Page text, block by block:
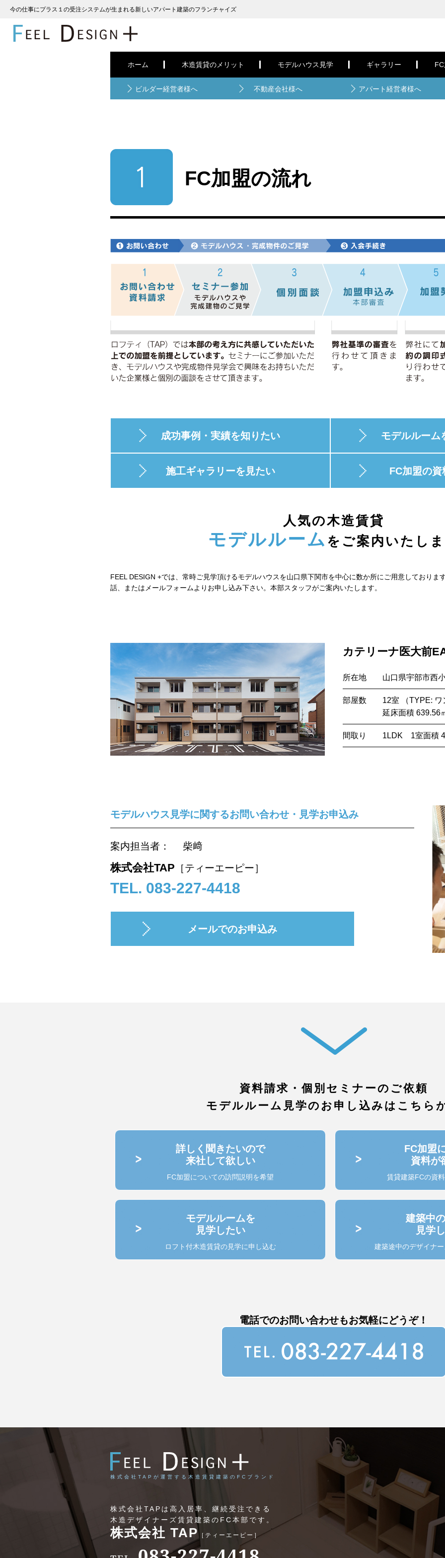
今の仕事にプラス１の受注システムが生まれる新しいアパート建築のフランチャイズ
ホーム 木造賃貸のメリット モデルハウス見学 ギャラリー
ビルダー経営者様へ 不動産会社様へ アパート経営者様へ
FC加盟の流れ
成功事例・実績を知りたい モデルルーム
施工ギャラリーを見たい FC加盟の
人気の木造賃貸
モデルルーム をご案内いたし
FEEL DESIGN +では、常時ご見学頂けるモデルハウスを山口県下関市を中心に数か所にご用意しておりま
話、またはメールフォームよりお申し込み下さい。本部スタッフがご案内いたします。
カテリーナ医大前
所在地 山口県宇部市西小
部屋数 12室 （TYPE: ワ
延床面積 639.56
間取り 1LDK 1室面積
モデルハウス見学に関するお問い合わせ・見学お申込み
案内担当者： 柴﨑
株式会社TAP ［ティーエーピー］
TEL. 083-227-4418
メールでのお申込み
資料請求・個別セミナーのご依頼
モデルルーム見学のお申し込みはこちら
詳しく聞きたいので
来社して欲しい
FC加盟についての訪問説明を希望
FC加盟
資料が
賃貸建築FCの資
モデルルームを
見学したい
ロフト付木造賃貸の見学に申し込む
建築中
見学
建築途中のデザイナ
電話でのお問い合わせもお気軽にどうぞ！
株式会社TAPが運営する木造賃貸建築のFCブランド
株式会社TAPは高入居率、継続受注できる
木造デザイナーズ賃貸建築のFC本部です。
株式会社 TAP ［ティーエーピー］